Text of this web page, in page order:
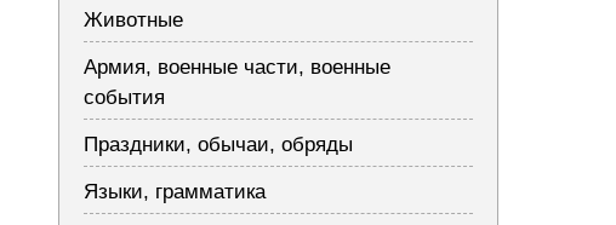
Животные
Армия, военные части, военные
события
Праздники, обычаи, обряды
Языки, грамматика